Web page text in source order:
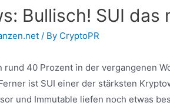
Bullisch! SUI das
/ By CryptoPR
rund 40 Prozent in der vergangenen
ist SUI einer der stärksten
und Immutable liefen noch etwas